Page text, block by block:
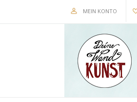
MEIN KONTO